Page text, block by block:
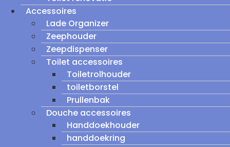
Accessoires
Lade Organizer
Zeephouder
Zeepdispenser
Toilet accessoires
Toiletrolhouder
toiletborstel
Prullenbak
Douche accessoires
Handdoekhouder
handdoekring